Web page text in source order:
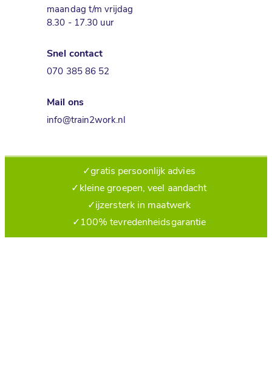
maandag t/m vrijdag
8.30 - 17.30 uur
Snel contact
070 385 86 52
Mail ons
info@train2work.nl
✓gratis persoonlijk advies
✓ kleine groepen, veel aandacht
✓ijzersterk in maatwerk
✓ 100% tevredenheidsgarantie